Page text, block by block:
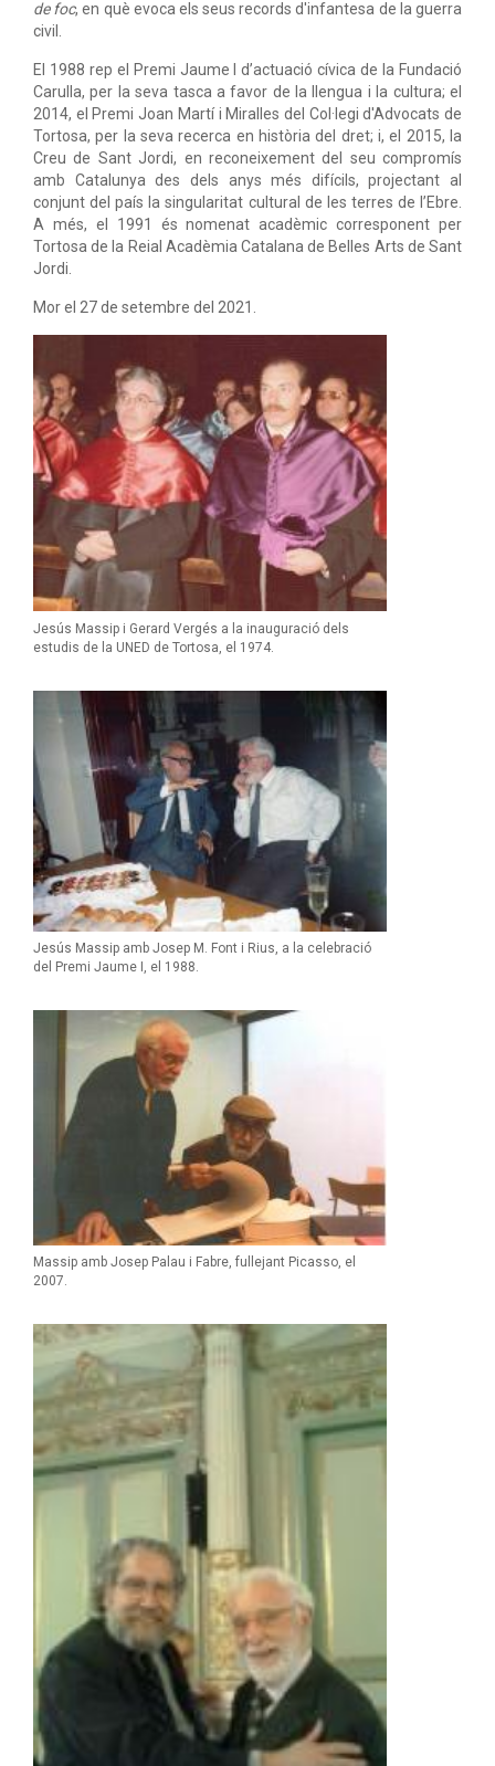
Jesús Massip i Gerard Vergés a la inauguració dels
estudis de la UNED de Tortosa, el 1974.
Jesús Massip amb Josep M. Font i Rius, a la celebració
del Premi Jaume I, el 1988.
Massip amb Josep Palau i Fabre, fullejant Picasso, el
2007.
de foc, en què evoca els seus records d'infantesa de la guerra
civil.
El 1988 rep el Premi Jaume I d’actuació cívica de la Fundació
Carulla, per la seva tasca a favor de la llengua i la cultura; el
2014, el Premi Joan Martí i Miralles del Col·legi d'Advocats de
Tortosa, per la seva recerca en història del dret; i, el 2015, la
Creu de Sant Jordi, en reconeixement del seu compromís
amb Catalunya des dels anys més difícils, projectant al
conjunt del país la singularitat cultural de les terres de l’Ebre.
A més, el 1991 és nomenat acadèmic corresponent per
Tortosa de la Reial Acadèmia Catalana de Belles Arts de Sant
Jordi.
Mor el 27 de setembre del 2021.